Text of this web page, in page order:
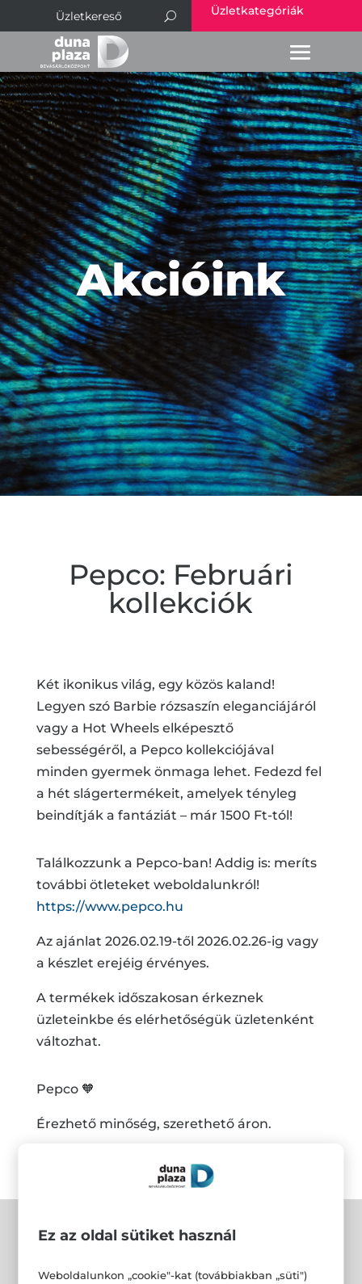
Üzletkategóriák
Akcióink
Pepco: Februári
kollekciók
Két ikonikus világ, egy közös kaland!
Legyen szó Barbie rózsaszín eleganciájáról
vagy a Hot Wheels elképesztő
sebességéről, a Pepco kollekciójával
minden gyermek önmaga lehet. Fedezd fel
a hét slágertermékeit, amelyek tényleg
beindítják a fantáziát – már 1500 Ft-tól!
Találkozzunk a Pepco-ban! Addig is: meríts
további ötleteket weboldalunkról!
https://www.pepco.hu
Az ajánlat 2026.02.19-től 2026.02.26-ig vagy
a készlet erejéig érvényes.
A termékek időszakosan érkeznek
üzleteinkbe és elérhetőségük üzletenként
változhat.
Pepco 🧡
Érezhető minőség, szerethető áron.
Ez az oldal sütiket használ
Weboldalunkon „cookie"-kat (továbbiakban „süti")